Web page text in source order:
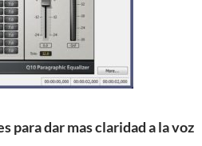
para dar mas claridad a la voz